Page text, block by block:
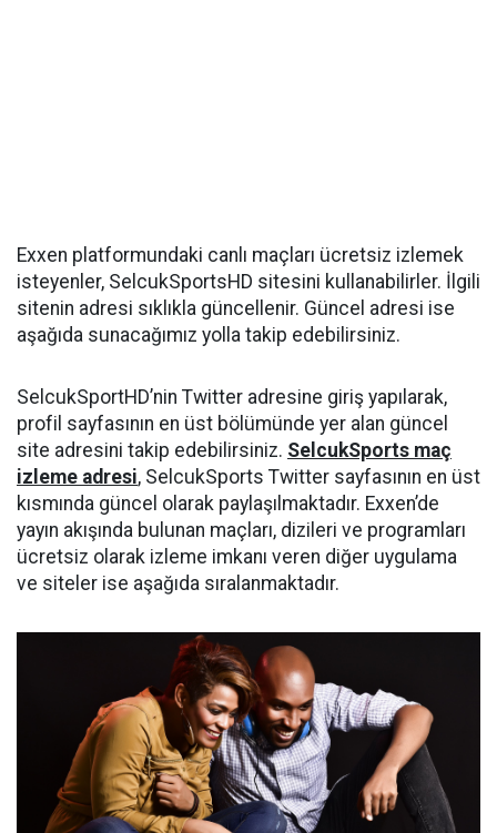
Exxen platformundaki canlı maçları ücretsiz izlemek
isteyenler, SelcukSportsHD sitesini kullanabilirler. İlgili
sitenin adresi sıklıkla güncellenir. Güncel adresi ise
aşağıda sunacağımız yolla takip edebilirsiniz.
SelcukSportHD’nin Twitter adresine giriş yapılarak,
profil sayfasının en üst bölümünde yer alan güncel
site adresini takip edebilirsiniz. SelcukSports maç
izleme adresi, SelcukSports Twitter sayfasının en üst
kısmında güncel olarak paylaşılmaktadır. Exxen’de
yayın akışında bulunan maçları, dizileri ve programları
ücretsiz olarak izleme imkanı veren diğer uygulama
ve siteler ise aşağıda sıralanmaktadır.